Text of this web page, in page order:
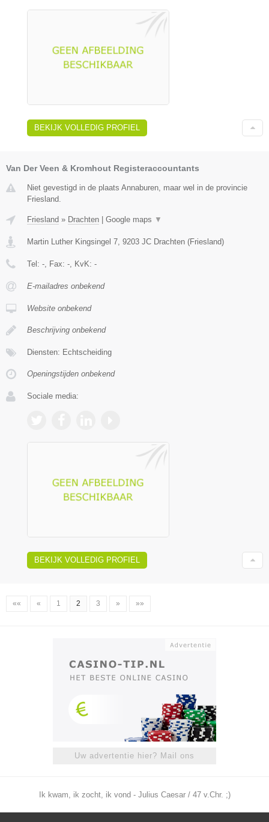
BEKIJK VOLLEDIG PROFIEL
Van Der Veen & Kromhout Registeraccountants
Niet gevestigd in de plaats Annaburen, maar wel in de provincie
Friesland.
Friesland » Drachten Google maps ▼
Martin Luther Kingsingel 7 9203 JC Drachten (Friesland)
Tel: - , Fax: - , KvK: -
E-mailadres onbekend
Website onbekend
Beschrijving onbekend
Diensten: Echtscheiding
Openingstijden onbekend
Sociale media:
BEKIJK VOLLEDIG PROFIEL
«« « 1 2 3 » »»
Uw advertentie hier? Mail ons
Ik kwam, ik zocht, ik vond - Julius Caesar / 47 v.Chr. ;)